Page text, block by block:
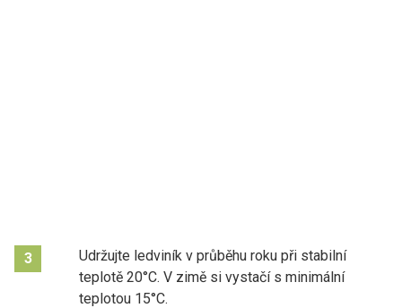
3
Udržujte ledviník v průběhu roku při stabilní
teplotě 20°C. V zimě si vystačí s minimální
teplotou 15°C.